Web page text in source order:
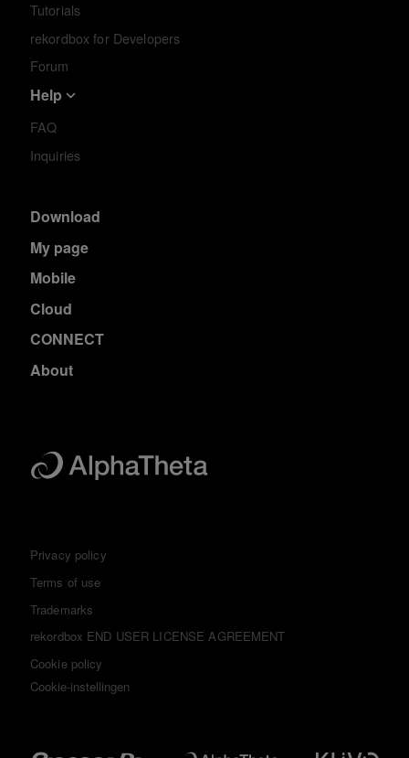
Tutorials
rekordbox for Developers
Forum
Help
FAQ
Inquiries
Download
My page
Mobile
Cloud
CONNECT
About
Privacy policy
Terms of use
Trademarks
rekordbox END USER LICENSE AGREEMENT
Cookie policy
Cookie-instellingen